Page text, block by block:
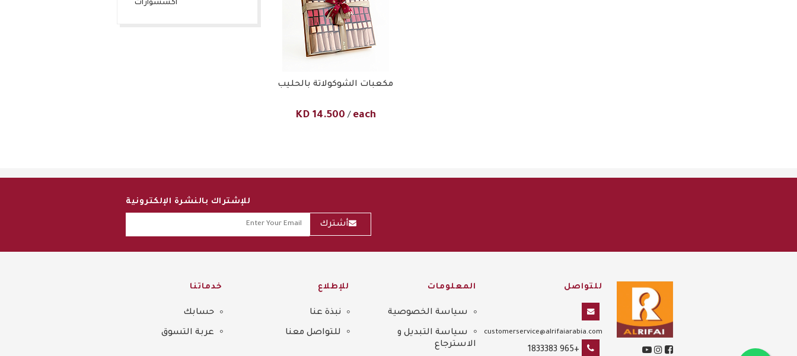
اكسسوارات
مكعبات الشوكولاتة بالحليب
KD 14.500 / each
للإشتراك بالنشرة الإلكترونية
أشترك
للتواصل
customerservice@alrifaiarabia.com
+965 1833383
المعلومات
Sitemap
سياسة الخصوصية
سياسة التبديل و
الاسترجاع
للإطلاع
نبذة عنا
للتواصل معنا
خدماتنا
حسابك
عربة التسوق